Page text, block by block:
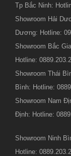
Tp Bắc Ninh:
Showroom Hải
Dương: Hotline:
Showroom Bắc
Hotline:
Showroom Thái
Bình: Hotline:
Showroom Nam
Định: Hotline:
Showroom Ninh
Hotline: